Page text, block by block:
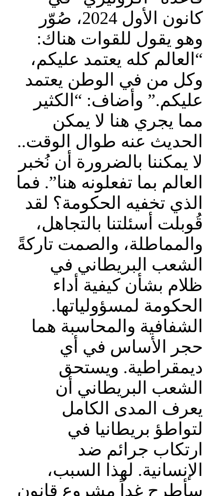
كانون الأول 2024، صُوّر
وهو يقول للقوات هناك:
“العالم كله يعتمد عليكم،
وكل من في الوطن يعتمد
عليكم.” وأضاف: “الكثير
مما يجري هنا لا يمكن
الحديث عنه طوال الوقت..
لا يمكننا بالضرورة أن نُخبر
العالم بما تفعلونه هنا”. فما
الذي تخفيه الحكومة؟ لقد
قُوبلت أسئلتنا بالتجاهل،
والمماطلة، والصمت تاركةً
الشعب البريطاني في
ظلام بشأن كيفية أداء
الحكومة لمسؤولياتها.
الشفافية والمحاسبة هما
حجر الأساس في أي
ديمقراطية. ويستحق
الشعب البريطاني أن
يعرف المدى الكامل
لتواطؤ بريطانيا في
ارتكاب جرائم ضد
الإنسانية. لهذا السبب،
سأطرح غداً مشروع قانون